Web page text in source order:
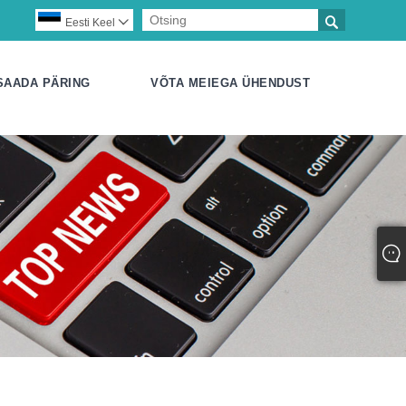

Eesti Keel 
PÄRING VÕTA MEIEGA ÜHENDUST